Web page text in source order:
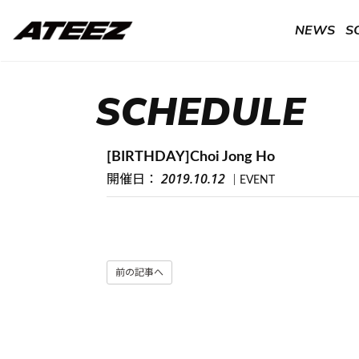
NEWS
SCHEDULE
[BIRTHDAY]Choi Jong Ho
開催日： 2019.10.12 EVENT
前の記事へ